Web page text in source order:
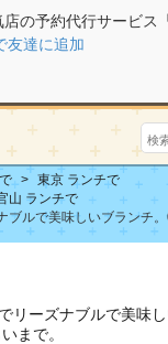
店の予約代行サービス
友達に追加
東京 ランチで
山 ランチで
ブルで美味しいブランチ
リーズナブルで美味
まで。